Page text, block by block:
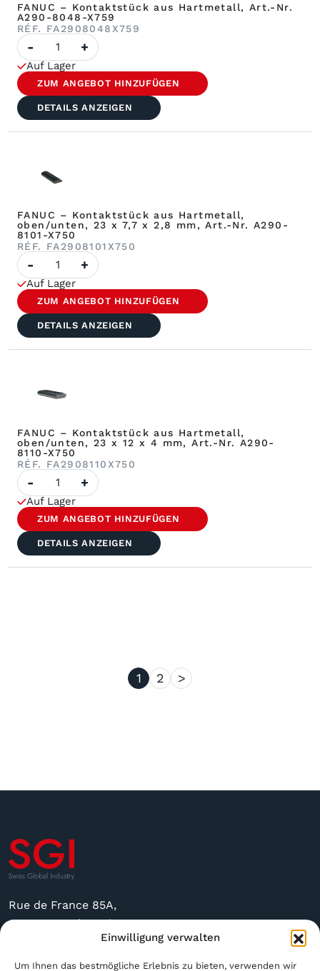
Einwilligung verwalten
Um Ihnen das bestmögliche Erlebnis zu bieten, verwenden wir
FANUC – Kontaktstück aus Hartmetall, Art.-Nr.
A290-8048-X759
RÉF. FA2908048X759
FANUC-
Menge
–
Kontakt:
Carbure
Sup.
Art.-
Nr.
A290-
- +
Auf Lager
ZUM ANGEBOT HINZUFÜGEN
DETAILS ANZEIGEN
FANUC – Kontaktstück aus Hartmetall,
oben/unten, 23 x 7,7 x 2,8 mm, Art.-Nr. A290-
8101-X750
RÉF. FA2908101X750
FANUC-
Menge
–
Kontaktstück
aus
Hartmetall,
oben/unten,
23
x
mm,
A290-
8101-
X750
- +
Auf Lager
ZUM ANGEBOT HINZUFÜGEN
DETAILS ANZEIGEN
FANUC – Kontaktstück aus Hartmetall,
oben/unten, 23 x 12 x 4 mm, Art.-Nr. A290-
8110-X750
RÉF. FA2908110X750
FANUC-
Menge
–
Kontaktstück
aus
Hartmetall,
oben/unten,
23
x
- +
Auf Lager
ZUM ANGEBOT HINZUFÜGEN
DETAILS ANZEIGEN
1 2 >
Rue de France 85A,
2400 Le Locle, Suisse